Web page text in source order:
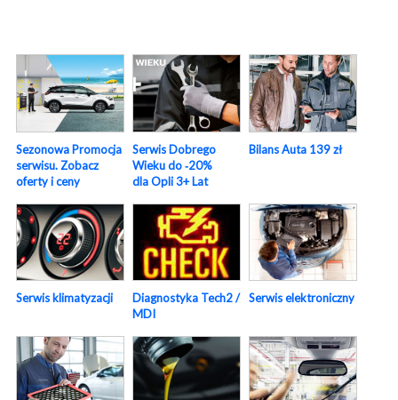
Sezonowa Promocja
serwisu. Zobacz
oferty i ceny
Serwis Dobrego
Wieku do ‑20%
dla Opli 3+ Lat
Bilans Auta 139 zł
Serwis klimatyzacji
Diagnostyka Tech2 /
MDI
Serwis elektroniczny